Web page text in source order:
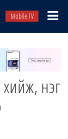
Mobile TV
нэг